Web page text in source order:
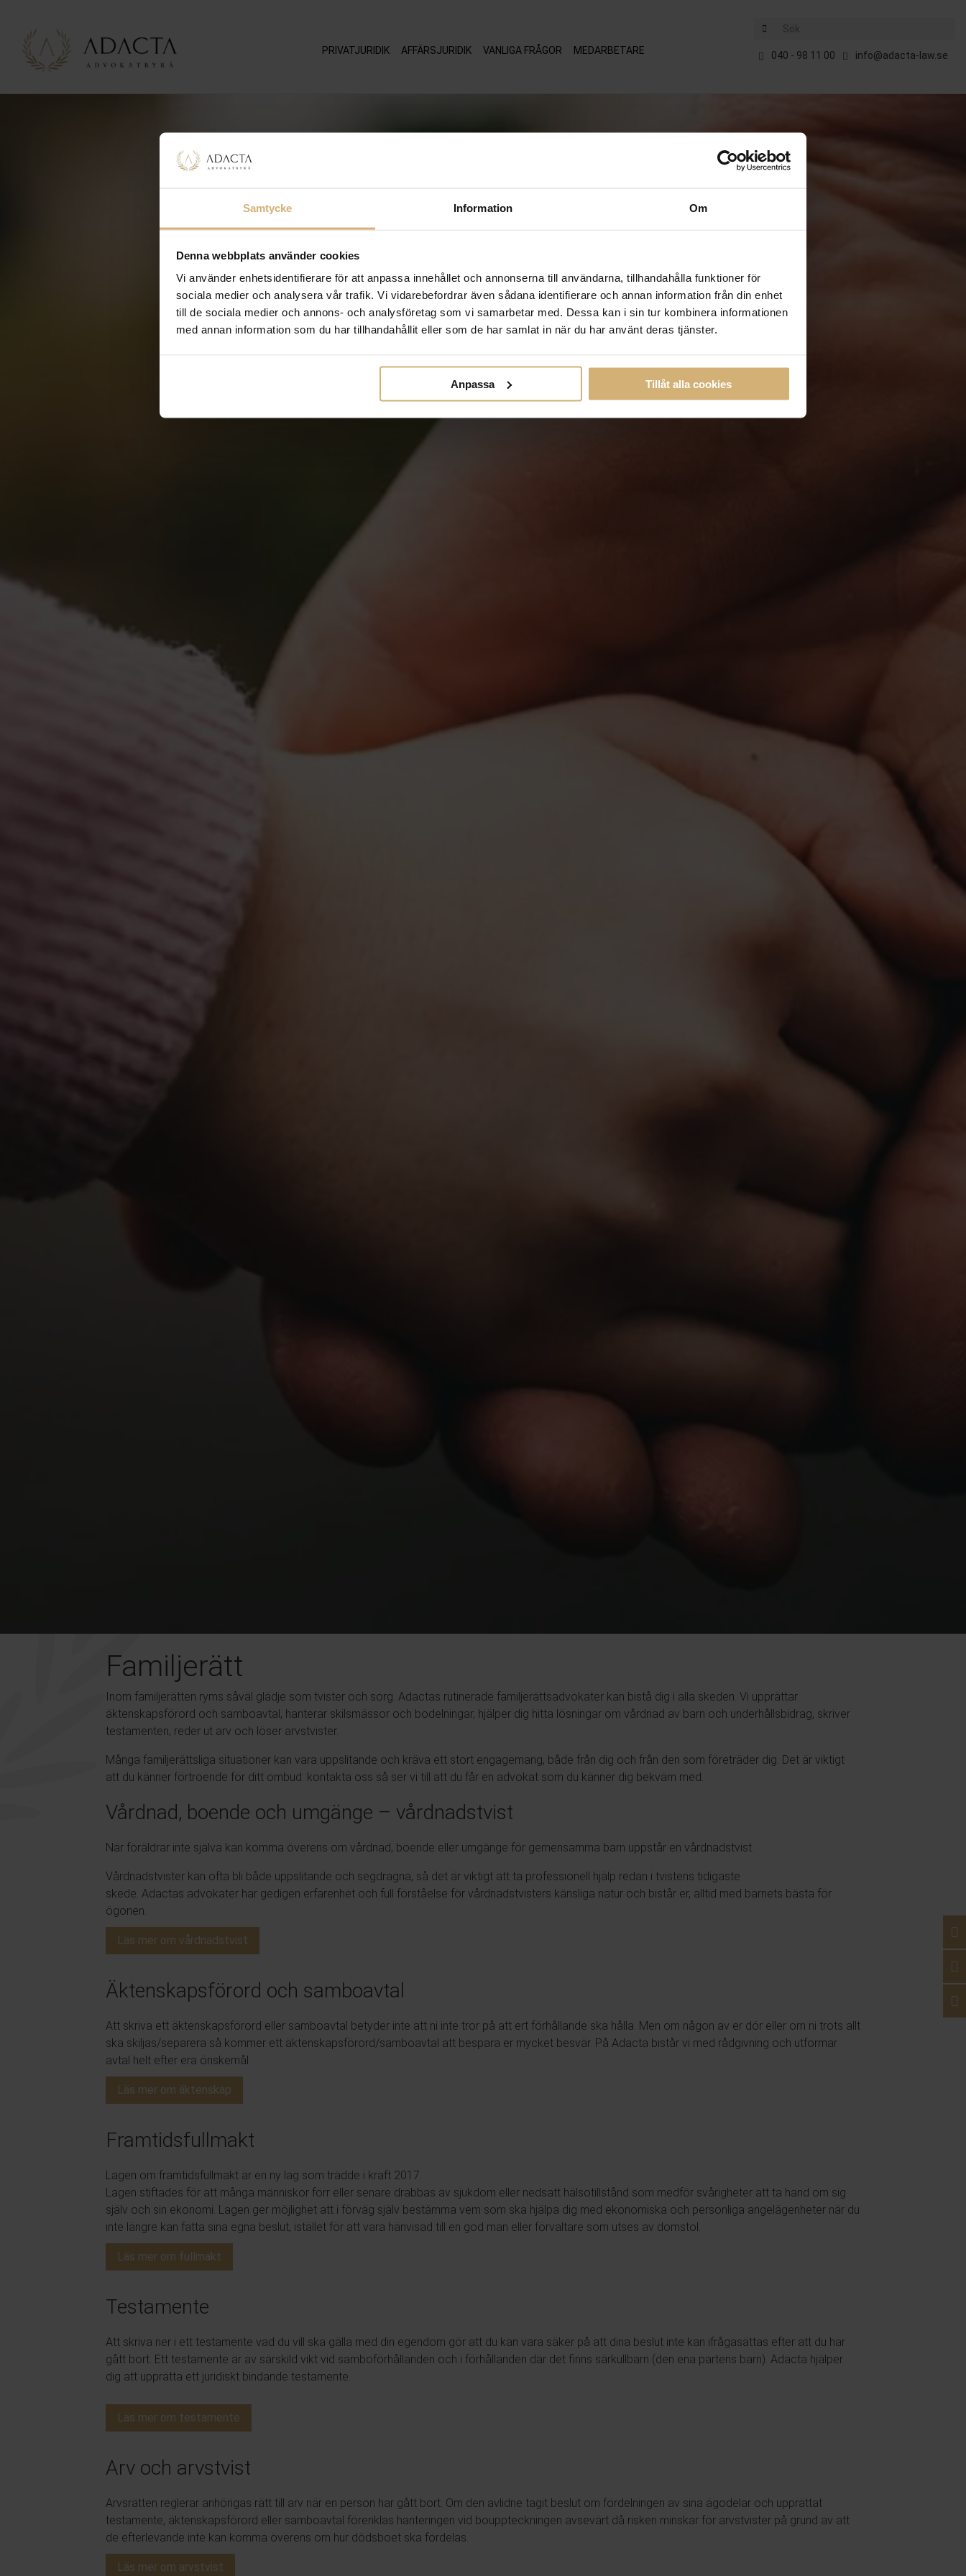
Samtycke Information Om
Denna webbplats använder cookies
Vi använder enhetsidentifierare för att anpassa innehållet och annonserna till användarna, tillhandahålla funktioner för
sociala medier och analysera vår trafik. Vi vidarebefordrar även sådana identifierare och annan information från din enhet
till de sociala medier och annons- och analysföretag som vi samarbetar med. Dessa kan i sin tur kombinera informationen
med annan information som du har tillhandahållit eller som de har samlat in när du har använt deras tjänster.
Anpassa Tillåt alla cookies
PRIVATJURIDIK AFFÄRSJURIDIK VANLIGA FRÅGOR MEDARBETARE
Sök
040 - 98 11 00 info@adacta-law.se
Familjerätt
Inom familjerätten ryms såväl glädje som tvister och sorg. Adactas rutinerade familjerättsadvokater kan bistå dig i alla skeden. Vi upprättar
äktenskapsförord och samboavtal, hanterar skilsmässor och bodelningar, hjälper dig hitta lösningar om vårdnad av barn och underhållsbidrag, skriver
testamenten, reder ut arv och löser arvstvister.
Många familjerättsliga situationer kan vara uppslitande och kräva ett stort engagemang, både från dig och från den som företräder dig. Det är viktigt
att du känner förtroende för ditt ombud: kontakta oss så ser vi till att du får en advokat som du känner dig bekväm med.
Vårdnad, boende och umgänge – vårdnadstvist
När föräldrar inte själva kan komma överens om vårdnad, boende eller umgänge för gemensamma barn uppstår en vårdnadstvist.
Vårdnadstvister kan ofta bli både uppslitande och segdragna, så det är viktigt att ta professionell hjälp redan i tvistens tidigaste
skede. Adactas advokater har gedigen erfarenhet och full förståelse för vårdnadstvisters känsliga natur och bistår er, alltid med barnets bästa för
ögonen.
Läs mer om vårdnadstvist
Äktenskapsförord och samboavtal
Att skriva ett äktenskapsförord eller samboavtal betyder inte att ni inte tror på att ert förhållande ska hålla. Men om någon av er dör eller om ni trots allt
ska skiljas/separera så kommer ett äktenskapsförord/samboavtal att bespara er mycket besvär. På Adacta bistår vi med rådgivning och utformar
avtal helt efter era önskemål.
Läs mer om äktenskap
Framtidsfullmakt
Lagen om framtidsfullmakt är en ny lag som trädde i kraft 2017.
Lagen stiftades för att många människor förr eller senare drabbas av sjukdom eller nedsatt hälsotillstånd som medför svårigheter att ta hand om sig
själv och sin ekonomi. Lagen ger möjlighet att i förväg själv bestämma vem som ska hjälpa dig med ekonomiska och personliga angelägenheter när du
inte längre kan fatta sina egna beslut, istället för att vara hänvisad till en god man eller förvaltare som utses av domstol.
Läs mer om fullmakt
Testamente
Att skriva ner i ett testamente vad du vill ska gälla med din egendom gör att du kan vara säker på att dina beslut inte kan ifrågasättas efter att du har
gått bort. Ett testamente är av särskild vikt vid samboförhållanden och i förhållanden där det finns särkullbarn (den ena partens barn). Adacta hjälper
dig att upprätta ett juridiskt bindande testamente.
Läs mer om testamente
Arv och arvstvist
Arvsrätten reglerar anhörigas rätt till arv när en person har gått bort. Om den avlidne tagit beslut om fördelningen av sina ägodelar och upprättat
testamente, äktenskapsförord eller samboavtal förenklas hanteringen vid bouppteckningen avsevärt då risken minskar för arvstvister på grund av att
de efterlevande inte kan komma överens om hur dödsboet ska fördelas.
Läs mer om arvstvist